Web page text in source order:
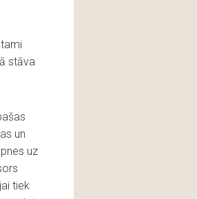
stāva
un
uz
tiek